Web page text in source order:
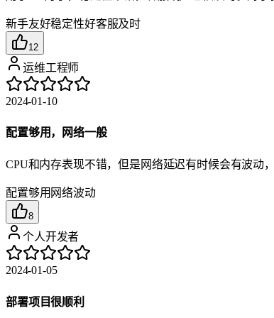
新手友好稳定性好客服及时
12
运维工程师
2024-01-10
配置够用，网络一般
CPU和内存表现不错，但是网络延迟有时候会有波动
配置够用 网络波动
8
个人开发者
2024-01-05
部署项目很顺利